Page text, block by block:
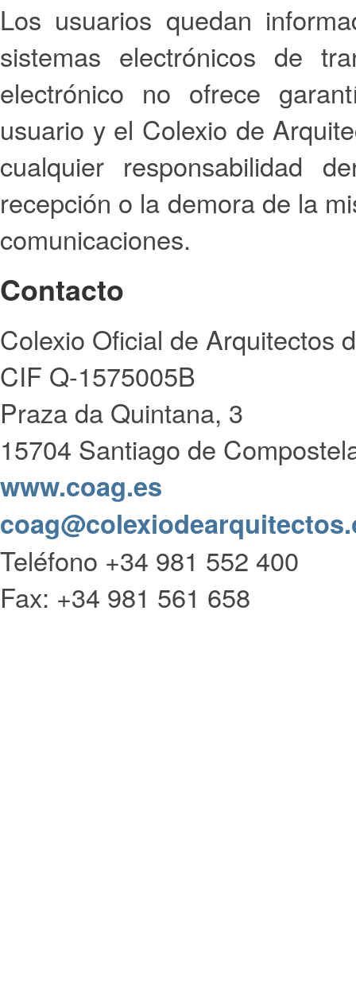
Los usuarios quedan
sistemas electrónicos de
electrónico no ofrece
usuario y el Colexio de
cualquier responsabilidad
recepción o la demora de la
comunicaciones.
Contacto
Colexio Oficial de Arquitectos
CIF Q-1575005B
Praza da Quintana, 3
15704 Santiago de
www.coag.es
Teléfono +34 981 552 400
Fax: +34 981 561 658